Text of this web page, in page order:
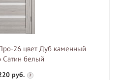
26 цвет Дуб каменный
Сатин белый
руб. ?